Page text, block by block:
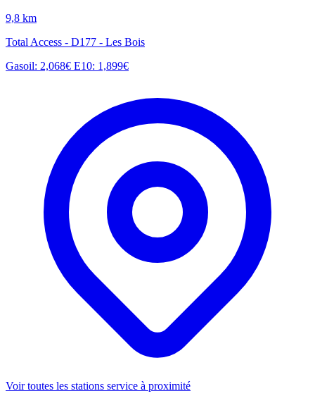
9,8 km
Total Access - D177 - Les Bois
Gasoil: 2,068€ E10: 1,899€
Voir toutes les stations service à proximité